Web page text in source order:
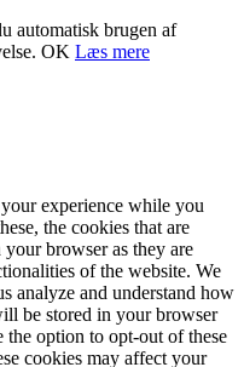
automatisk brugen af
OK Læs mere
experience while you
the cookies that are
your browser as they are
of the website. We
analyze and understand how
be stored in your browser
option to opt-out of these
cookies may affect your